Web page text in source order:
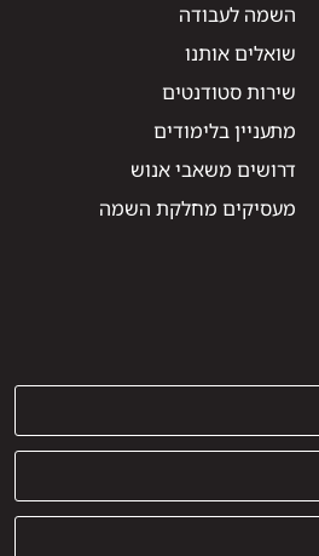
השמה לעבודה
שואלים אותנו
שירות סטודנטים
מתעניין בלימודים
דרושים משאבי אנוש
מעסיקים מחלקת השמה